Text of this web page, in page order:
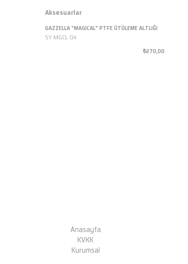
Aksesuarlar
GAZZELLA "MAGICAL" PTFE ÜTÜLEME ALTLIĞI
SY MGCL 04
₺270,00
Anasayfa
KVKK
Kurumsal